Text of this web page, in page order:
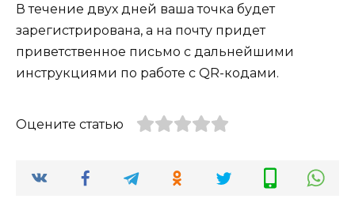
В течение двух дней ваша точка будет
зарегистрирована, а на почту придет
приветственное письмо с дальнейшими
инструкциями по работе с QR-кодами.
Оцените статью